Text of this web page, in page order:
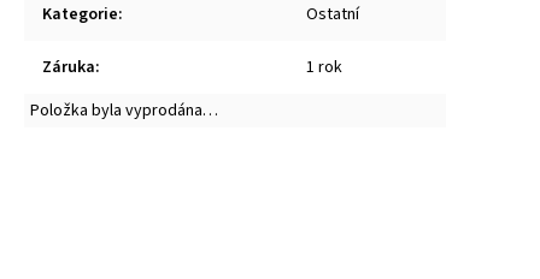
Kategorie: Ostatní
Záruka:
1 rok
Položka byla vyprodána…